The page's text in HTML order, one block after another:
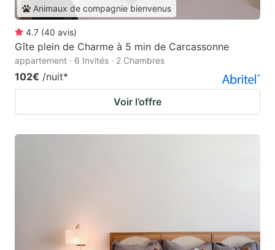
Animaux de compagnie bienvenus
4.7 (40 avis)
Gîte plein de Charme à 5 min de Carcassonne
appartement · 6 Invités · 2 Chambres
102€ /nuit*
Voir l’offre